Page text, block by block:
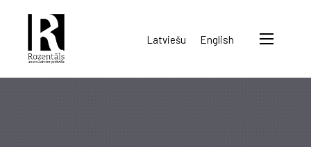
Rozentāls-
seura
Latviešu English